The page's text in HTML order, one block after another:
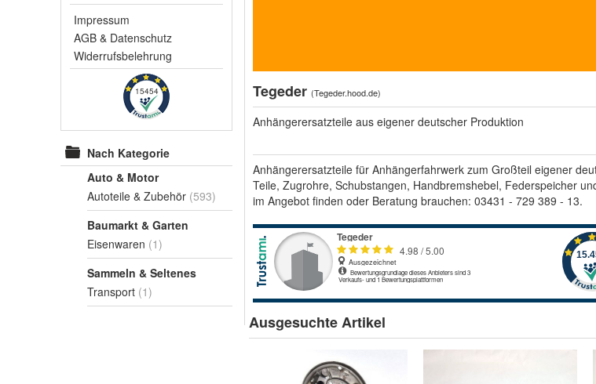
Impressum
AGB & Datenschutz
Widerrufsbelehrung
15454
Nach Kategorie
Auto & Motor
Autoteile & Zubehör (593)
Baumarkt & Garten
Eisenwaren (1)
Sammeln & Seltenes
Transport (1)
Tegeder (Tegeder.hood.de)
Anhängerersatzteile aus eigener deutscher Produktion
Anhängerersatzteile für Anhängerfahrwerk zum Großteil eigener
Teile, Zugrohre, Schubstangen, Handbremshebel, Federspeicher
im Angebot finden oder Beratung brauchen: 03431 - 729 389 - 13.
Ausgesuchte Artikel